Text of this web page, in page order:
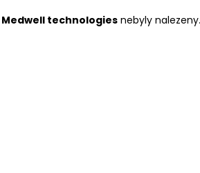
Medwell technologies nebyly